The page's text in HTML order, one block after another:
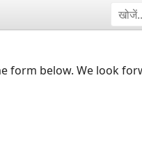
form below. We look